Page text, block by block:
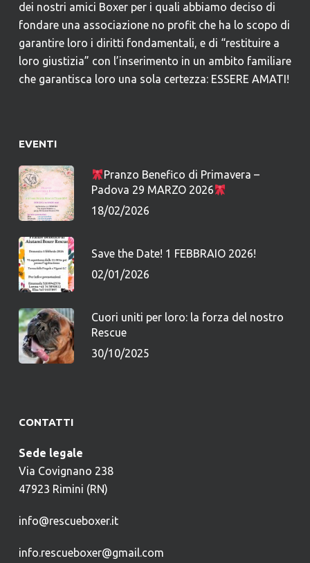
dei nostri amici Boxer per i quali abbiamo deciso di
fondare una associazione no profit che ha lo scopo di
garantire loro i diritti fondamentali, e di “restituire a
loro giustizia” con l’inserimento in un ambito familiare
che garantisca loro una sola certezza: ESSERE AMATI!
EVENTI
Pranzo Benefico di Primavera –
Padova 29 MARZO 2026
18/02/2026
Save the Date! 1 FEBBRAIO 2026!
02/01/2026
Cuori uniti per loro: la forza del nostro
Rescue
30/10/2025
CONTATTI
Sede legale
Via Covignano 238
47923 Rimini (RN)
info@rescueboxer.it
info.rescueboxer@gmail.com